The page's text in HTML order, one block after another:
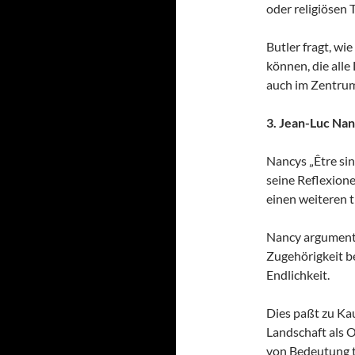
oder religiösen
Butler fragt,
können, die
auch im
3. Jean-Luc
Nancys „Être
seine
einen weiteren
Nancy
Zugehörigkeit
Endlichkeit.
Dies paßt zu
Landschaft als
von Bedeutung